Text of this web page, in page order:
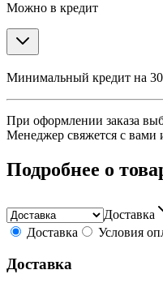
Можно в кредит
Минимальный кредит на
При оформлении заказа
Менеджер свяжется с вами
Подробнее о
Доставка
Доставка Условия
Доставка